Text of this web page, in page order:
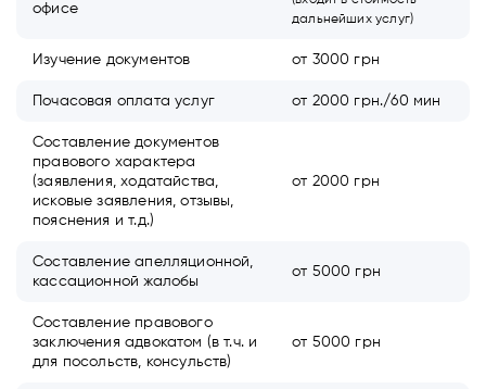
офисе
дальнейших услуг)
Изучение документов от 3000 грн
Почасовая оплата услуг от 2000 грн./60 мин
Составление документов
правового характера
(заявления, ходатайства,
исковые заявления, отзывы,
пояснения и т.д.)
от 2000 грн
Составление апелляционной,
кассационной жалобы
от 5000 грн
Составление правового
заключения адвокатом (в т.ч. и
для посольств, консульств)
от 5000 грн